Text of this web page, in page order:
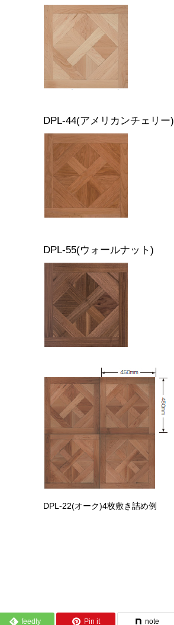
DPL-44(アメリカンチェリー)
DPL-55(ウォールナット)
DPL-22(オーク)4枚敷き詰め例
feedly Pin it note